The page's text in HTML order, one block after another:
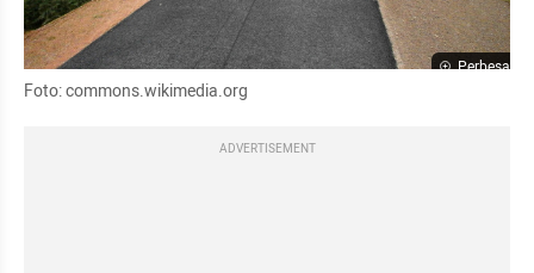
Perbesar
Foto: commons.wikimedia.org
ADVERTISEMENT